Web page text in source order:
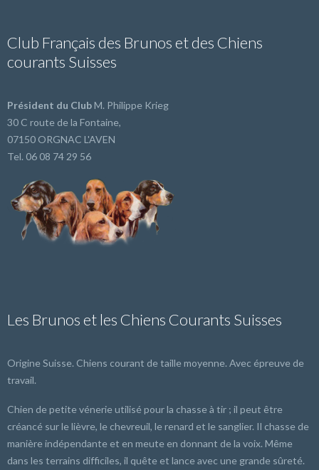
Club Français des Brunos et des Chiens
courants Suisses
Président du ClubM. Philippe Krieg
30 C route de la Fontaine,
07150 ORGNAC L'AVEN
Tel. 06 08 74 29 56
Les Brunos et les Chiens Courants Suisses
Origine Suisse. Chiens courant de taille moyenne. Avec épreuve de
travail.
Chien de petite vénerie utilisé pour la chasse à tir ; il peut être
créancé sur le lièvre, le chevreuil, le renard et le sanglier. Il chasse de
manière indépendante et en meute en donnant de la voix. Même
dans les terrains difficiles, il quête et lance avec une grande sûreté.